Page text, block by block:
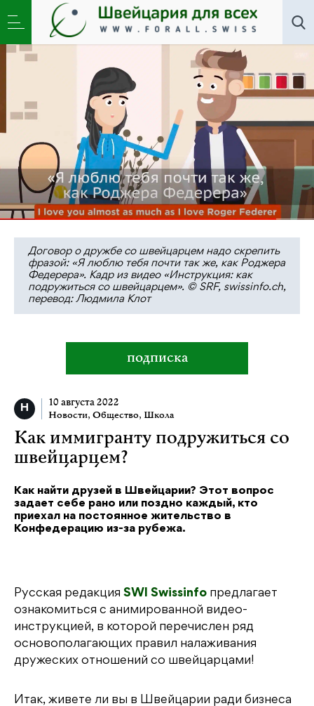
Новости Общество,Школа» Как иммигранту
подружиться со швейцарцем?
Договор о дружбе со швейцарцем надо скрепить
фразой: «Я люблю тебя почти так же, как Роджера
Федерера». Кадр из видео «Инструкция: как
подружиться со швейцарцем». © SRF, swissinfo.ch,
перевод: Людмила Клот
подписка
10 августа 2022
Новости, Общество, Школа
Как иммигранту подружиться со
швейцарцем?
Как найти друзей в Швейцарии? Этот вопрос
задает себе рано или поздно каждый, кто
приехал на постоянное жительство в
Конфедерацию из-за рубежа.
Русская редакция SWI Swissinfo предлагает
ознакомиться с анимированной видео-
инструкцией, в которой перечислен ряд
основополагающих правил налаживания
дружеских отношений со швейцарцами!
Итак, живете ли вы в Швейцарии ради бизнеса